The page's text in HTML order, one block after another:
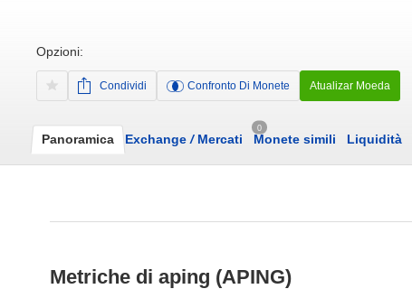
Opzioni:
Condividi Confronto Di Monete Atualizar Moeda
Panoramica Exchange /Mercati
0
Monete simili Liquidità
Metriche di aping (APING)